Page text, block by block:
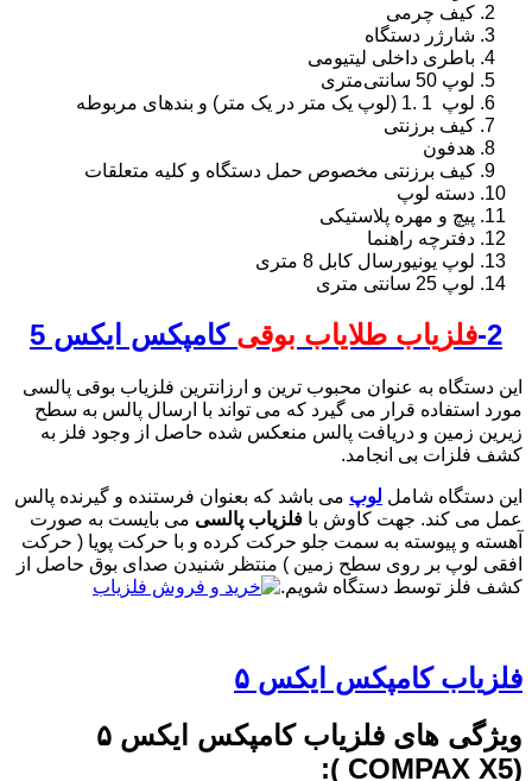
کیف چرمی
شارژر دستگاه
باطری داخلی لیتیومی
لوپ 50 سانتی‌متری
لوپ 1 .1 (لوپ یک متر در یک متر) و بندهای مربوطه
کیف برزنتی
هدفون
کیف برزنتی مخصوص حمل دستگاه و کلیه متعلقات
دسته لوپ
پیچ و مهره پلاستیکی
دفترچه راهنما
لوپ یونیورسال کابل 8 متری
لوپ 25 سانتی متری
2- فلزیاب طلایاب بوقیکامپکس ایکس 5
این دستگاه به عنوان محبوب ترین و ارزانترین فلزیاب بوقی پالسی
مورد استفاده قرار می گیرد که می تواند با ارسال پالس به سطح
زیرین زمین و دریافت پالس منعکس شده حاصل از وجود فلز به
کشف فلزات بی انجامد.
این دستگاه شامل لوپ می باشد که بعنوان فرستنده و گیرنده پالس
عمل می کند. جهت کاوش با فلزیاب پالسی می بایست به صورت
آهسته و پیوسته به سمت جلو حرکت کرده و با حرکت پویا ( حرکت
افقی لوپ بر روی سطح زمین ) منتظر شنیدن صدای بوق حاصل از
کشف فلز توسط دستگاه شویم.
فلزیاب کامپکس ایکس ۵
ویژگی های فلزیاب کامپکس ایکس ۵
(COMPAX X5 ):